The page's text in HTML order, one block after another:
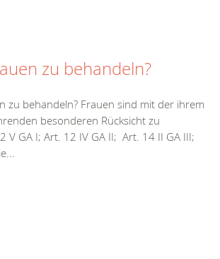
zu behandeln?
zu behandeln? Frauen sind mit der ihrem
besonderen Rücksicht zu
V GA I; Art. 12 IV GA II; Art. 14 II GA III;